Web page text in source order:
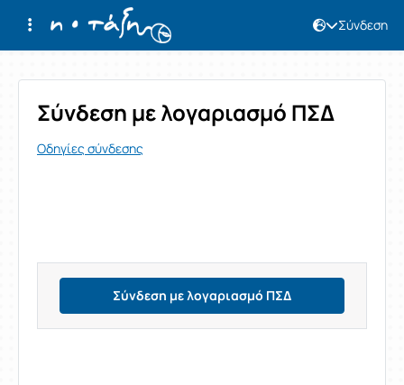
Σύνδεση
Σύνδεση
Σύνδεση με λογαριασμό ΠΣΔ
Οδηγίες σύνδεσης
Σύνδεση με λογαριασμό ΠΣΔ